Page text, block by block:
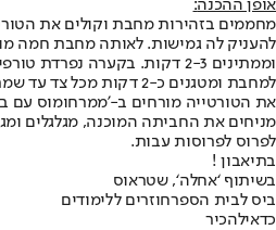
אופן ההכנה:
מחממים בזהירות מחבת וקולים את
להעניק לה גמישות. לאותה מחבת חמה
וממתינים 2-3 דקות. בקערה
למחבת ומטגנים כ-2 דקות מכל צד עד שמתקבלת החביתה הרצויה.
את הטורטייה מורחים ב-'ממרחומוס עם
מניחים את החביתה המוכנה, מגלגלים
לפרוס לפרוסות עבות.
בתיאבון !
בשיתוף ‘אחלה‘, שטראוס
ביס לבית הספרחוזרים ללימודים
כדאילהכיר